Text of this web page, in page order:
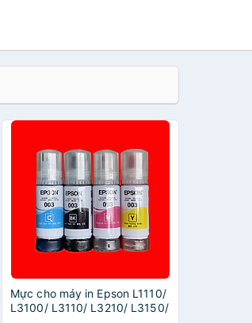
Mực cho máy in Epson L1110/
L3100/ L3110/ L3210/ L3150/